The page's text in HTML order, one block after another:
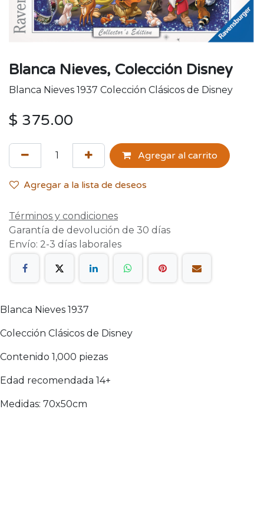
Blanca Nieves, Colección Disney
Blanca Nieves 1937 Colección Clásicos de Disney
$ 375.00
Agregar al carrito
Agregar a la lista de deseos
Términos y condiciones
Garantía de devolución de 30 días
Envío: 2-3 días laborales
Blanca Nieves 1937
Colección Clásicos de Disney
Contenido 1,000 piezas
Edad recomendada 14+
Medidas: 70x50cm